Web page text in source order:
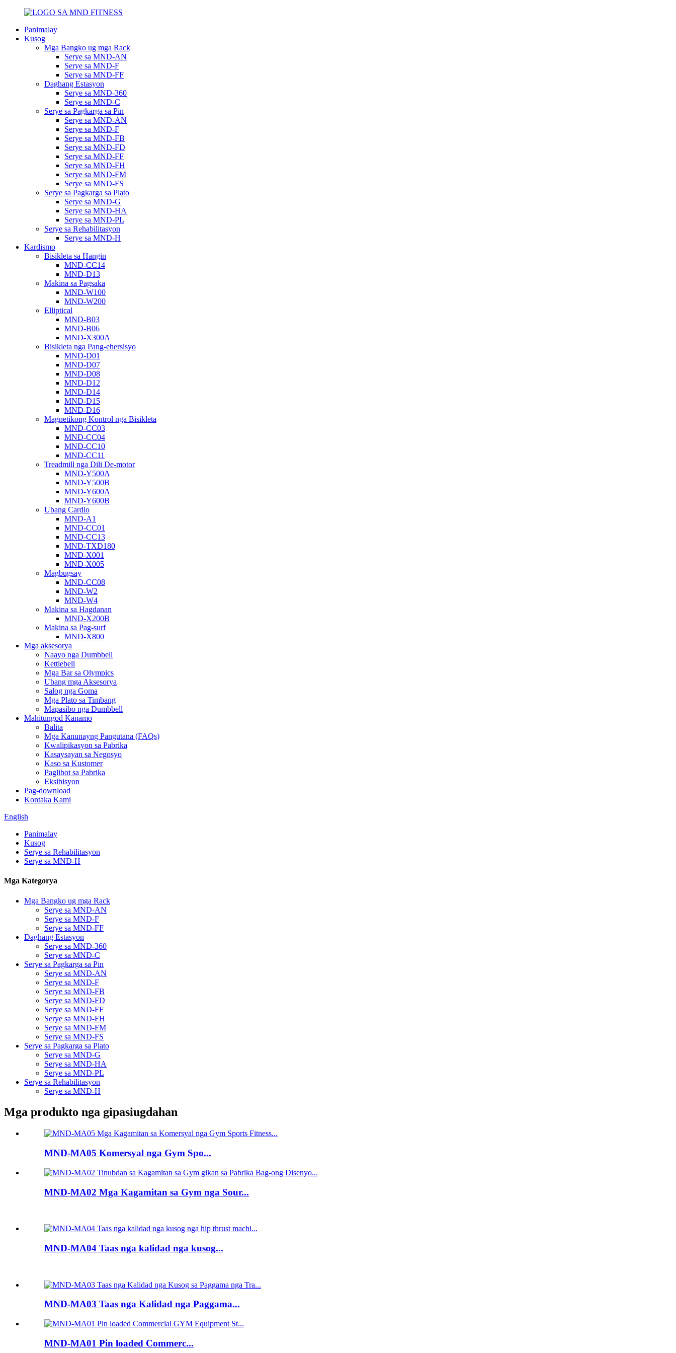
Panimalay
Kusog
Mga Bangko ug mga Rack
Serye sa MND-AN
Serye sa MND-F
Serye sa MND-FF
Daghang Estasyon
Serye sa MND-360
Serye sa MND-C
Serye sa Pagkarga sa Pin
Serye sa MND-AN
Serye sa MND-F
Serye sa MND-FB
Serye sa MND-FD
Serye sa MND-FF
Serye sa MND-FH
Serye sa MND-FM
Serye sa MND-FS
Serye sa Pagkarga sa Plato
Serye sa MND-G
Serye sa MND-HA
Serye sa MND-PL
Serye sa Rehabilitasyon
Serye sa MND-H
Kardismo
Bisikleta sa Hangin
MND-CC14
MND-D13
Makina sa Pagsaka
MND-W100
MND-W200
Elliptical
MND-B03
MND-B06
MND-X300A
Bisikleta nga Pang-ehersisyo
MND-D01
MND-D07
MND-D08
MND-D12
MND-D14
MND-D15
MND-D16
Magnetikong Kontrol nga Bisikleta
MND-CC03
MND-CC04
MND-CC10
MND-CC11
Treadmill nga Dili De-motor
MND-Y500A
MND-Y500B
MND-Y600A
MND-Y600B
Ubang Cardio
MND-A1
MND-CC01
MND-CC13
MND-TXD180
MND-X001
MND-X005
Magbugsay
MND-CC08
MND-W2
MND-W4
Makina sa Hagdanan
MND-X200B
Makina sa Pag-surf
MND-X800
Mga aksesorya
Naayo nga Dumbbell
Kettlebell
Mga Bar sa Olympics
Ubang mga Aksesorya
Salog nga Goma
Mga Plato sa Timbang
Mapasibo nga Dumbbell
Mahitungod Kanamo
Balita
Mga Kanunayng Pangutana (FAQs)
Kwalipikasyon sa Pabrika
Kasaysayan sa Negosyo
Kaso sa Kustomer
Paglibot sa Pabrika
Eksibisyon
Pag-download
Kontaka Kami
English
Panimalay
Kusog
Serye sa Rehabilitasyon
Serye sa MND-H
Mga Kategorya
Mga Bangko ug mga Rack
Serye sa MND-AN
Serye sa MND-F
Serye sa MND-FF
Daghang Estasyon
Serye sa MND-360
Serye sa MND-C
Serye sa Pagkarga sa Pin
Serye sa MND-AN
Serye sa MND-F
Serye sa MND-FB
Serye sa MND-FD
Serye sa MND-FF
Serye sa MND-FH
Serye sa MND-FM
Serye sa MND-FS
Serye sa Pagkarga sa Plato
Serye sa MND-G
Serye sa MND-HA
Serye sa MND-PL
Serye sa Rehabilitasyon
Serye sa MND-H
Mga produkto nga gipasiugdahan
MND-MA05 Komersyal nga Gym Spo...
MND-MA02 Mga Kagamitan sa Gym nga Sour...
MND-MA04 Taas nga kalidad nga kusog...
MND-MA03 Taas nga Kalidad nga Paggama...
MND-MA01 Pin loaded Commerc...